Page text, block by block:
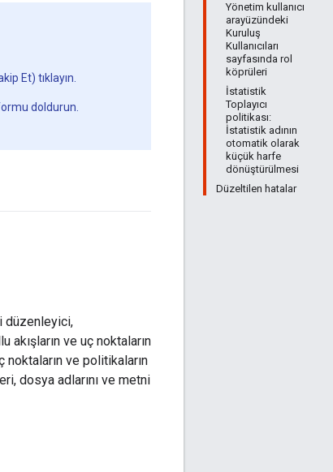
Yönetim kullanıcı
arayüzündeki
Kuruluş
Kullanıcıları
sayfasında rol
köprüleri
İstatistik
Toplayıcı
politikası:
İstatistik adının
otomatik olarak
küçük harfe
dönüştürülmesi
Düzeltilen hatalar
Et) tıklayın.
doldurun.
düzenleyici,
akışların ve uç noktaların
noktaların ve politikaların
dosya adlarını ve metni